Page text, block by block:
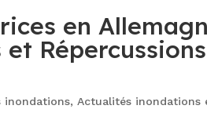
en
inondations, Actualités inondations